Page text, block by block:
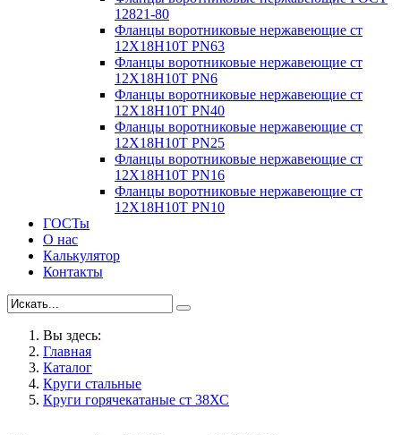
12821-80
Фланцы воротниковые нержавеющие ст
12Х18Н10Т PN63
Фланцы воротниковые нержавеющие ст
12Х18Н10Т PN6
Фланцы воротниковые нержавеющие ст
12Х18Н10Т PN40
Фланцы воротниковые нержавеющие ст
12Х18Н10Т PN25
Фланцы воротниковые нержавеющие ст
12Х18Н10Т PN16
Фланцы воротниковые нержавеющие ст
12Х18Н10Т PN10
ГОСТы
О нас
Калькулятор
Контакты
Вы здесь:
Главная
Каталог
Круги стальные
Круги горячекатаные ст 38ХС